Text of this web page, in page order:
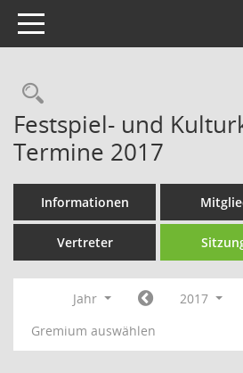
Toggle navigation
Rechercheauswahl
Festspiel- und
Termine 2017
Informationen
Vertreter
Jahr
2017
Gremium auswählen